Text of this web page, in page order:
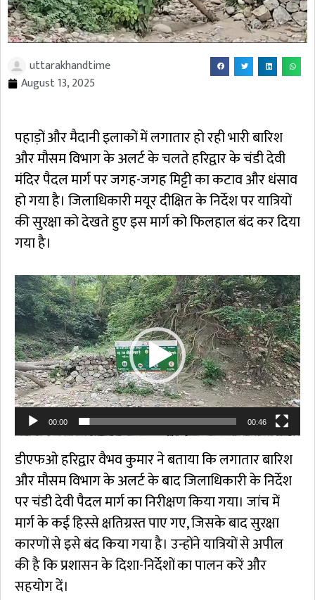
uttarakhandtime
August 13, 2025
पहाड़ों और मैदानी इलाकों में लगातार हो रही भारी बारिश
और मौसम विभाग के अलर्ट के चलते हरिद्वार के चंडी देवी
मंदिर पैदल मार्ग पर जगह-जगह मिट्टी का कटाव और धंसाव
हो गया है। जिलाधिकारी मयूर दीक्षित के निर्देश पर यात्रियों
की सुरक्षा को देखते हुए इस मार्ग को फिलहाल बंद कर दिया
गया है।
Video
Player
00:00 00:46
डीएफओ हरिद्वार वैभव कुमार ने बताया कि लगातार बारिश
और मौसम विभाग के अलर्ट के बाद जिलाधिकारी के निर्देश
पर चंडी देवी पैदल मार्ग का निरीक्षण किया गया। जांच में
मार्ग के कई हिस्से क्षतिग्रस्त पाए गए, जिसके बाद सुरक्षा
कारणों से इसे बंद किया गया है। उन्होंने यात्रियों से अपील
की है कि प्रशासन के दिशा-निर्देशों का पालन करें और
सहयोग दें।